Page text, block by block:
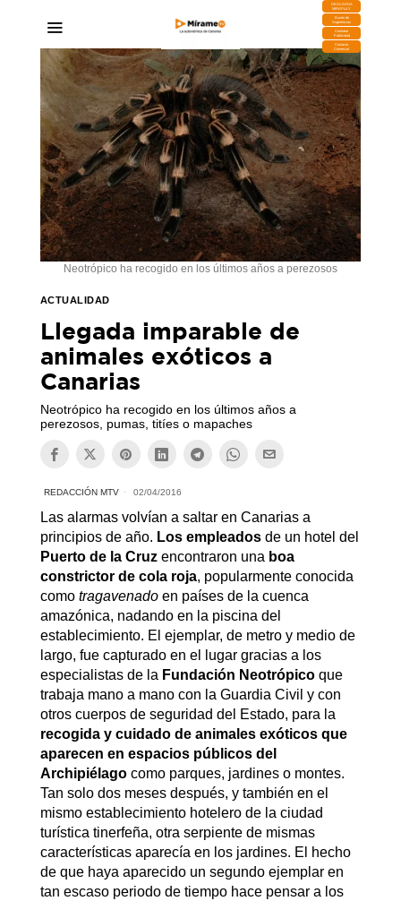
DESCARGA
MIRAPLAY
Buzón de
Sugerencias
Contratar
Publicidad
Contacto
Comercial
Neotrópico ha recogido en los últimos años a perezosos
ACTUALIDAD
Llegada imparable de
animales exóticos a
Canarias
Neotrópico ha recogido en los últimos años a
perezosos, pumas, titíes o mapaches
REDACCIÓN MTV 02/04/2016
Las alarmas volvían a saltar en Canarias a
principios de año. Los empleadosde un hotel del
Puerto de la Cruzencontraron una boa
constrictorde cola roja, popularmente conocida
comotragavenadoen países de la cuenca
amazónica, nadando en la piscina del
establecimiento. El ejemplar, de metro y medio de
largo, fue capturado en el lugar gracias a los
especialistas de la Fundación Neotrópicoque
trabaja mano a mano con la Guardia Civil y con
otros cuerpos de seguridad del Estado, para la
recogida y cuidado de animales exóticos que
aparecen en espacios públicos del
Archipiélagocomo parques, jardines o montes.
Tan solo dos meses después, y también en el
mismo establecimiento hotelero de la ciudad
turística tinerfeña, otra serpiente de mismas
características aparecía en los jardines. El hecho
de que haya aparecido un segundo ejemplar en
tan escaso periodo de tiempo hace pensar a los